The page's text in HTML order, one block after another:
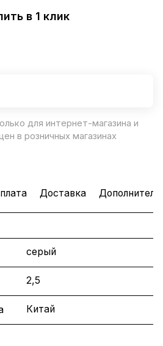
в 1 клик
для интернет-магазина и
в розничных магазинах
Доставка
серый
2,5
Китай